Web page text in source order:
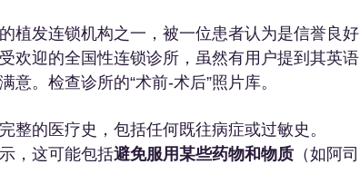
植发连锁机构之一，被一位患者认为是信誉良好
欢迎的全国性连锁诊所，虽然有用户提到其英语
。检查诊所的“术前-术后”照片库。
整的医疗史，包括任何既往病症或过敏史。
，这可能包括避免服用某些药物和物质 （如阿司